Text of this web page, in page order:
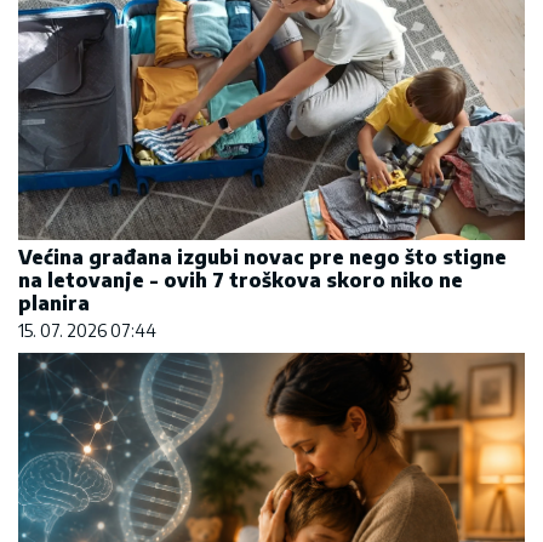
Većina građana izgubi novac pre nego što stigne
na letovanje - ovih 7 troškova skoro niko ne
planira
15. 07. 2026 07:44